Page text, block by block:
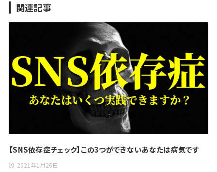
関連記事
【SNS依存症チェック】この3つができないあなたは病気です
2021年1月26日